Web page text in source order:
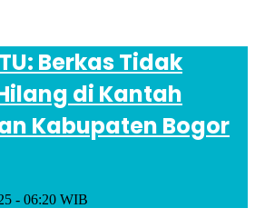
Berkas Tidak
di Kantah
Kabupaten Bogor
- 06:20 WIB